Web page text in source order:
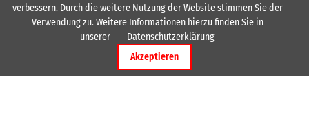
verbessern. Durch die weitere Nutzung der Website stimmen Sie der
Verwendung zu. Weitere Informationen hierzu finden Sie in
unserer
Datenschutzerklärung
Akzeptieren
17.07.2026 13:53
Herzlich Willkommen André Seitz
Wichtige Links
Männer 2